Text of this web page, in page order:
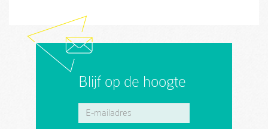
Blijf op de hoogte